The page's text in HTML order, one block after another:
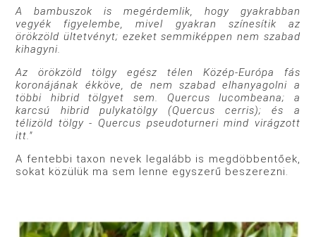
A bambuszok is megérdemlik, hogy gyakrabban
vegyék figyelembe, mivel gyakran színesítik az
örökzöld ültetvényt; ezeket semmiképpen nem szabad
kihagyni.
Az örökzöld tölgy egész télen Közép-Európa fás
koronájának ékköve, de nem szabad elhanyagolni a
többi hibrid tölgyet sem. Quercus lucombeana; a
karcsú hibrid pulykatölgy (Quercus cerris); és a
télizöld tölgy - Quercus pseudoturneri mind virágzott
itt."
A fentebbi taxon nevek legalább is megdöbbentőek,
sokat közülük ma sem lenne egyszerű beszerezni.